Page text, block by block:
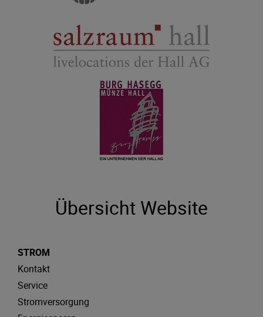
Übersicht Website
STROM
Kontakt
Service
Stromversorgung